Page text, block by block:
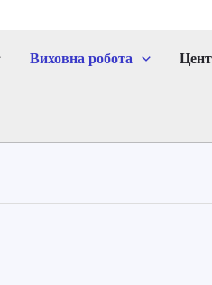
Виховна робота